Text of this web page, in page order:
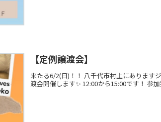
【定例譲渡会】
来たる6/2(日)！！ 八千代市村上にあります
渡会開催します✨ 12:00から15:00です！ 参